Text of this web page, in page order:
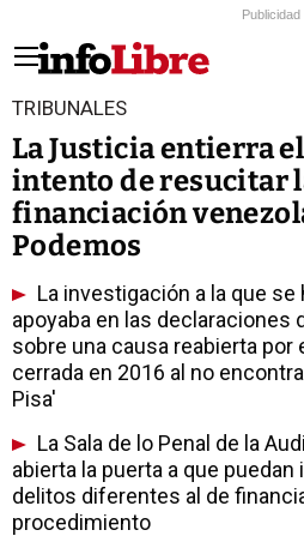
Publicidad
TRIBUNALES
La Justicia entierra
intento de resucitar
financiación
Podemos
La investigación a la que
apoyaba en las declaraciones
sobre una causa reabierta por
cerrada en 2016 al no
Pisa'
La Sala de lo Penal de la
abierta la puerta a que
delitos diferentes al de
procedimiento